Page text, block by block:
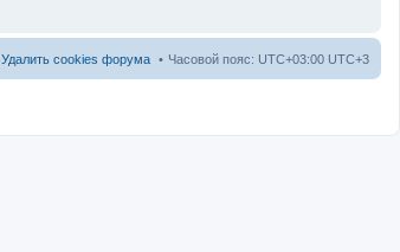
Часовой пояс: UTC+03:00 UTC+3
Удалить cookies форума